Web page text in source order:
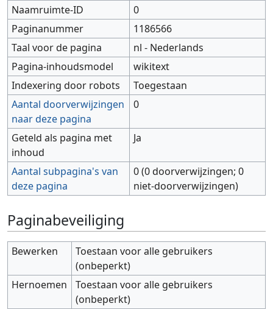
Naamruimte-ID
0
Paginanummer
1186566
Taal voor de pagina
nl - Nederlands
Pagina-inhoudsmodel
wikitext
Indexering door robots
Toegestaan
Aantal doorverwijzingen
naar deze pagina
0
Geteld als pagina met
inhoud
Ja
Aantal subpagina's van
deze pagina
0 (0 doorverwijzingen; 0
niet-doorverwijzingen)
Paginabeveiliging
Bewerken
Toestaan voor alle gebruikers
(onbeperkt)
Hernoemen
Toestaan voor alle gebruikers
(onbeperkt)